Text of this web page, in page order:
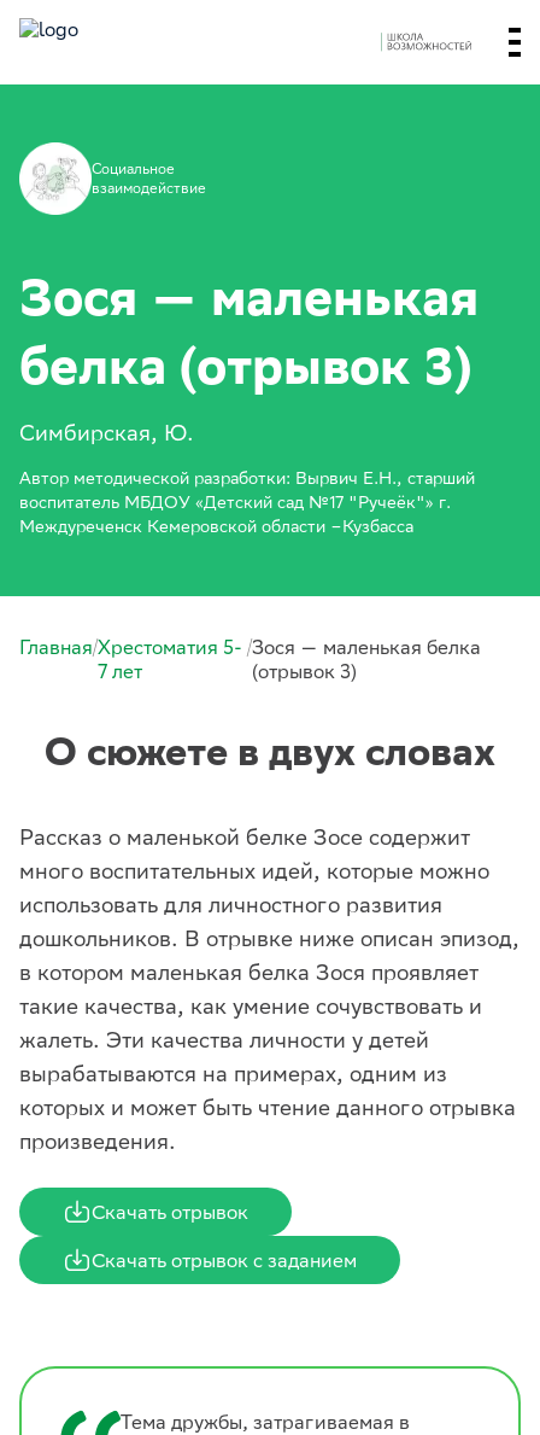
Социальное
взаимодействие
Зося — маленькая
белка (отрывок 3)
Симбирская, Ю.
Автор методической разработки: Вырвич Е.Н., старший
воспитатель МБДОУ «Детский сад №17 "Ручеёк"» г.
Междуреченск Кемеровской области –Кузбасса
Главная/Хрестоматия 5-
7 лет
/Зося — маленькая белка
(отрывок 3)
О сюжете в двух словах
Рассказ о маленькой белке Зосе содержит
много воспитательных идей, которые можно
использовать для личностного развития
дошкольников. В отрывке ниже описан эпизод,
в котором маленькая белка Зося проявляет
такие качества, как умение сочувствовать и
жалеть. Эти качества личности у детей
вырабатываются на примерах, одним из
которых и может быть чтение данного отрывка
произведения.
Скачать отрывок
Скачать отрывок с заданием
Тема дружбы, затрагиваемая в